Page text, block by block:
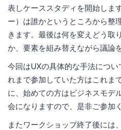
表しケーススタディを開始しま
ー）は誰かというところから整
きます。最後は何を変えどう取
か、要素を組み替えながら議論
今回はUXの具体的な手法につ
れまで参加していた方はこれま
に、始めての方はビジネスモデ
会になりますので、是非ご参加
またワークショップ終了後には